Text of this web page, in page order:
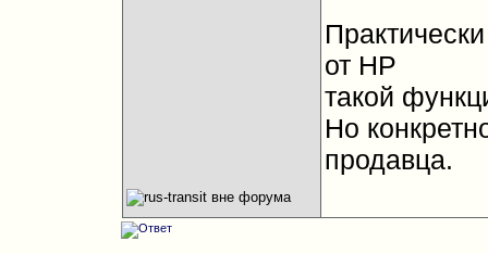
от HP
такой
Но
продавца.